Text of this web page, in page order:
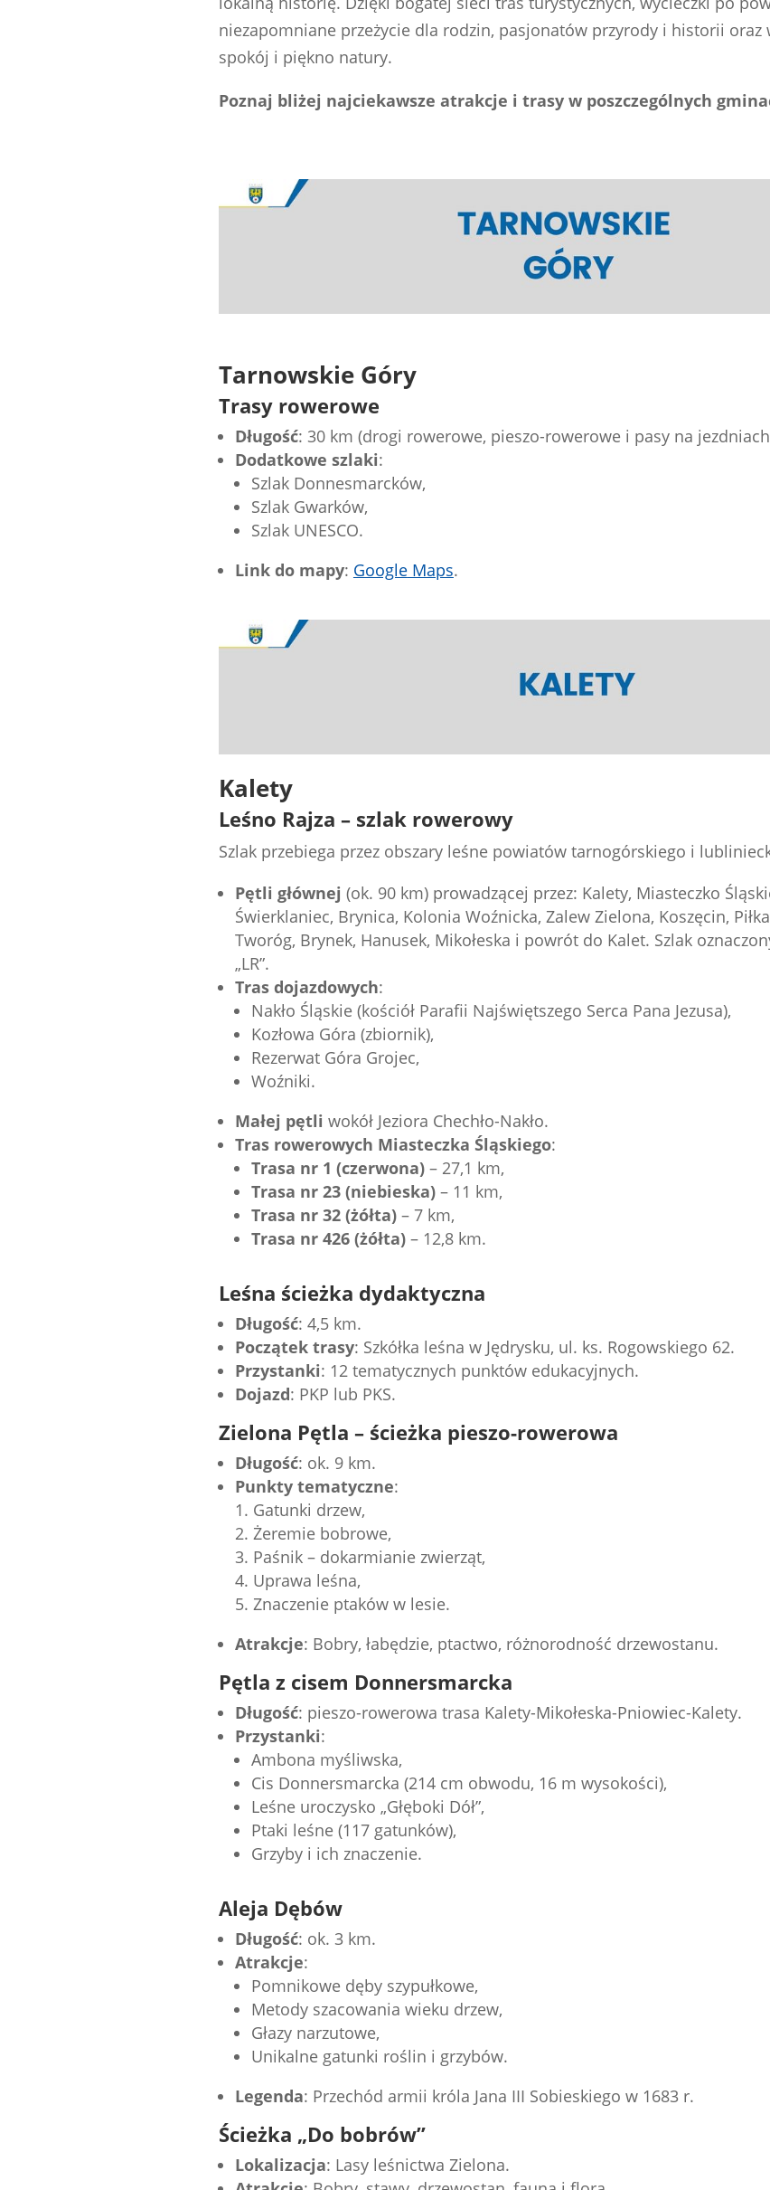
niezapomniane przeżycie dla rodzin, pasjonatów przyrody i historii oraz
spokój i piękno natury.
Poznaj bliżej najciekawsze atrakcje i trasy w poszczególnych
Tarnowskie Góry
Trasy rowerowe
Długość: 30 km (drogi rowerowe, pieszo-rowerowe i pasy na
Dodatkowe szlaki:
Szlak Donnesmarcków,
Szlak Gwarków,
Szlak UNESCO.
Link do mapy: GoogleMaps.
Kalety
Leśno Rajza – szlak rowerowy
Szlak przebiega przez obszary leśne powiatów tarnogórskiego i
Pętli głównej (ok. 90 km) prowadzącej przez: Kalety, Miasteczko
Świerklaniec, Brynica, Kolonia Woźnicka, Zalew Zielona, Koszęcin,
Tworóg, Brynek, Hanusek, Mikołeska i powrót do Kalet. Szlak
„LR”.
Tras dojazdowych:
Nakło Śląskie (kościół Parafii Najświętszego Serca Pana Jezusa),
Kozłowa Góra (zbiornik),
Rezerwat Góra Grojec,
Woźniki.
Małej pętli wokół Jeziora Chechło-Nakło.
Tras rowerowych Miasteczka Śląskiego:
Trasa nr 1 (czerwona)– 27,1 km,
Trasa nr 23 (niebieska)– 11 km,
Trasa nr 32 (żółta)– 7 km,
Trasa nr 426 (żółta)– 12,8 km.
Leśna ścieżka dydaktyczna
Długość: 4,5 km.
Początek trasy: Szkółka leśna w Jędrysku, ul. ks. Rogowskiego 62.
Przystanki: 12 tematycznych punktów edukacyjnych.
Dojazd: PKP lub PKS.
Zielona Pętla – ścieżka pieszo-rowerowa
Długość: ok. 9 km.
Punkty tematyczne:
Gatunki drzew,
Żeremie bobrowe,
Paśnik – dokarmianie zwierząt,
Uprawa leśna,
Znaczenie ptaków w lesie.
Atrakcje: Bobry, łabędzie, ptactwo, różnorodność drzewostanu.
Pętla z cisem Donnersmarcka
Długość: pieszo-rowerowa trasa Kalety-Mikołeska-Pniowiec-Kalety.
Przystanki:
Ambona myśliwska,
Cis Donnersmarcka (214 cm obwodu, 16 m wysokości),
Leśne uroczysko „Głęboki Dół”,
Ptaki leśne (117 gatunków),
Grzyby i ich znaczenie.
Aleja Dębów
Długość: ok. 3 km.
Atrakcje:
Pomnikowe dęby szypułkowe,
Metody szacowania wieku drzew,
Głazy narzutowe,
Unikalne gatunki roślin i grzybów.
Legenda: Przechód armii króla Jana III Sobieskiego w 1683 r.
Ścieżka „Do bobrów”
Lokalizacja: Lasy leśnictwa Zielona.